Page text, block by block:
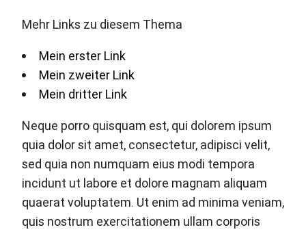
Mehr Links zu diesem Thema
Mein erster Link
Mein zweiter Link
Mein dritter Link
Neque porro quisquam est, qui dolorem ipsum
quia dolor sit amet, consectetur, adipisci velit,
sed quia non numquam eius modi tempora
incidunt ut labore et dolore magnam aliquam
quaerat voluptatem. Ut enim ad minima veniam,
quis nostrum exercitationem ullam corporis